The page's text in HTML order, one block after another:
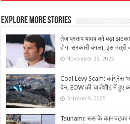
Explore More Stories
तेज प्रताप यादव को बड़ा
होगा सरकारी बंगला, इस
November 26, 2025
Coal Levy Scam: कांग्रेस
देन, EOW की चार्जशीट में हुए
October 9, 2025
Tsunami: रूस के कामचटका में